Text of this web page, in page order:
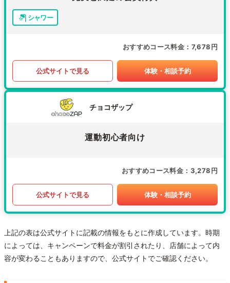
シャワー
おすすめコース料金 7,678円
公式サイトで見る 体験・相談予約
チョコザップ
運動初心者向け
おすすめコース料金 3,278円
公式サイトで見る 体験・相談予約
上記の表は公式サイトに記載の情報をもとに作成しています。時期
によっては、キャンペーンで料金が割引されたり、店舗によって内
容が変わることもありますので、公式サイトでご確認ください。